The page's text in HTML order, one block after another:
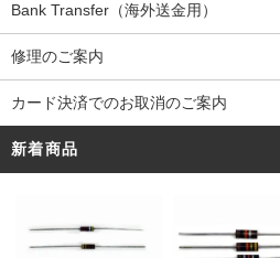
Bank Transfer（海外送金用）
修理のご案内
カード決済でのお取消のご案内
新着商品